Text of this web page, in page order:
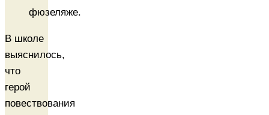
фюзеляже.
В школе
выяснилось,
что
герой
повествования